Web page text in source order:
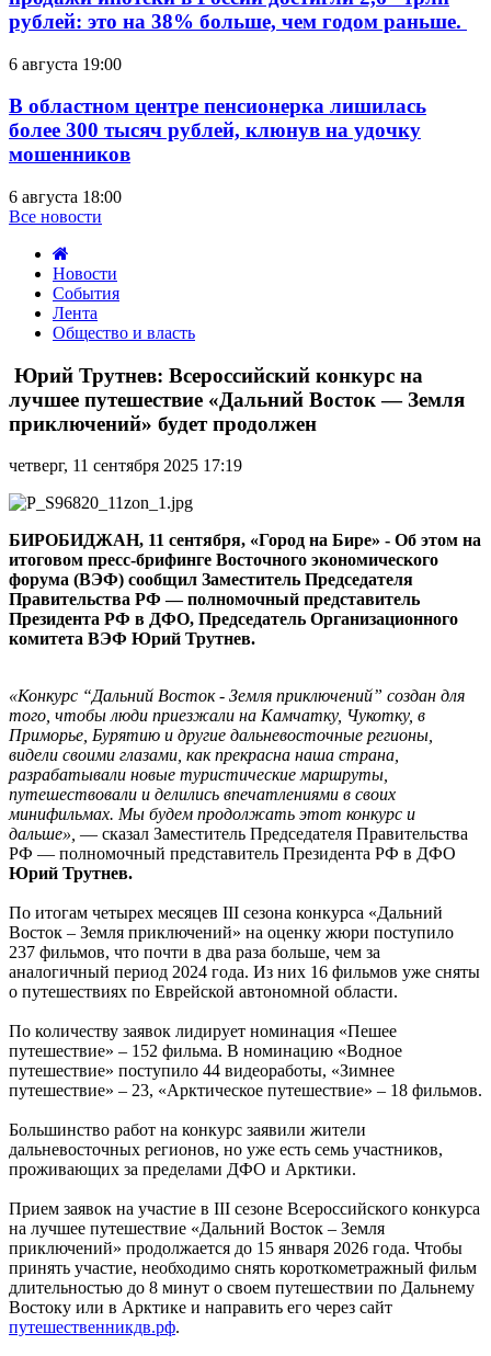
рублей: это на 38% больше, чем годом раньше.
6 августа 19:00
В областном центре пенсионерка лишилась
более 300 тысяч рублей, клюнув на удочку
мошенников
6 августа 18:00
Все новости
Новости
События
Лента
Общество и власть
Трутнев:
Всероссийский
конкурс
на
путешествие
Восток
Земля
приключений»
будет
продолжен
Юрий Трутнев: Всероссийский конкурс на
лучшее путешествие «Дальний Восток — Земля
приключений» будет продолжен
четверг, 11 сентября 2025 17:19
БИРОБИДЖАН, 11 сентября, «Город на Бире» - Об этом на
итоговом пресс-брифинге Восточного экономического
форума (ВЭФ) сообщил Заместитель Председателя
Правительства РФ — полномочный представитель
Президента РФ в ДФО, Председатель Организационного
комитета ВЭФ Юрий Трутнев.
«Конкурс “Дальний Восток - Земля приключений” создан для
того, чтобы люди приезжали на Камчатку, Чукотку, в
Приморье, Бурятию и другие дальневосточные регионы,
видели своими глазами, как прекрасна наша страна,
разрабатывали новые туристические маршруты,
путешествовали и делились впечатлениями в своих
минифильмах. Мы будем продолжать этот конкурс и
дальше», — сказал Заместитель Председателя Правительства
РФ — полномочный представитель Президента РФ в ДФО
Юрий Трутнев.
По итогам четырех месяцев III сезона конкурса «Дальний
Восток – Земля приключений» на оценку жюри поступило
237 фильмов, что почти в два раза больше, чем за
аналогичный период 2024 года. Из них 16 фильмов уже сняты
о путешествиях по Еврейской автономной области.
По количеству заявок лидирует номинация «Пешее
путешествие» – 152 фильма. В номинацию «Водное
путешествие» поступило 44 видеоработы, «Зимнее
путешествие» – 23, «Арктическое путешествие» – 18 фильмов.
Большинство работ на конкурс заявили жители
дальневосточных регионов, но уже есть семь участников,
проживающих за пределами ДФО и Арктики.
Прием заявок на участие в III сезоне Всероссийского конкурса
на лучшее путешествие «Дальний Восток – Земля
приключений» продолжается до 15 января 2026 года. Чтобы
принять участие, необходимо снять короткометражный фильм
длительностью до 8 минут о своем путешествии по Дальнему
Востоку или в Арктике и направить его через сайт
путешественникдв.рф.